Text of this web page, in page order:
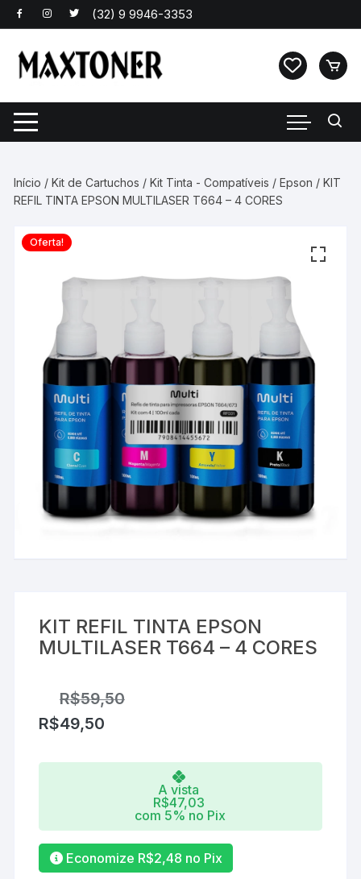
Pular
para
conteúdo
Início /Kit de Cartuchos /Kit Tinta - Compatíveis /Epson / KIT
REFIL TINTA EPSON MULTILASER T664 – 4 CORES
Oferta!
KIT REFIL TINTA EPSON
MULTILASER T664 – 4 CORES
R$59,50
R$49,50
A vista
R$47,03
com 5% no Pix
Economize R$2,48 no Pix